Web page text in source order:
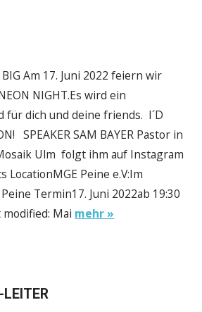
BIG Am 17. Juni 2022 feiern wir
NIGHT.Es wird ein
für dich und deine friends. I´D
SPEAKER SAM BAYER Pastor in
Ulm folgt ihm auf Instagram
LocationMGE Peine e.V:Im
Termin17. Juni 2022ab 19:30
Mai mehr »
LEITER